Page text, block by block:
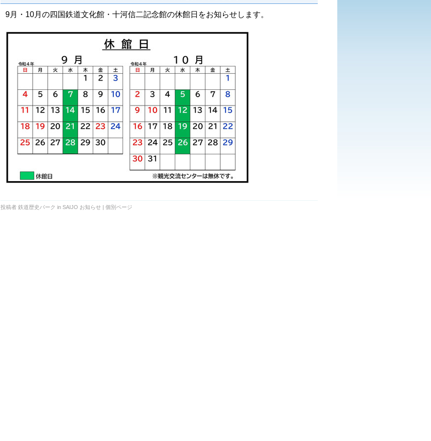
9月・10月の四国鉄道文化館・十河信二記念館の休館日をお知らせします。
投稿者 鉄道歴史パーク in SAIJO お知らせ | 個別ページ